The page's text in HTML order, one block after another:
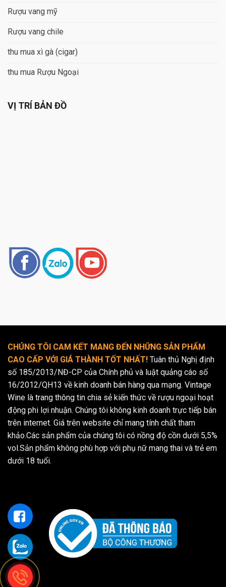
Rượu vang mỹ
Rượu vang chile
thu mua xì gà (cigar)
thu mua Rượu Ngoại
VỊ TRÍ BẢN ĐỒ
CHÚNG TÔI CAM KẾT MANG ĐẾN NHỮNG SẢN PHẨM
CAO CẤP VỚI GIÁ THÀNH TỐT NHẤT! Tuân thủ Nghị định
số 185/2013/NĐ-CP của Chính phủ và luật quảng cáo số
16/2012/QH13 về kinh doanh bán hàng qua mạng. Vintage
Wine là trang thông tin chia sẻ kiến thức về rượu ngoại hoạt
động phi lợi nhuận. Chúng tôi không kinh doanh trực tiếp bán
trên internet. Giá trên website chỉ mang tính chất tham
khảo.Các sản phẩm của chúng tôi có nồng độ cồn dưới 5,5%
vol.Sản phẩm không phù hợp với phụ nữ mang thai và trẻ em
dưới 18 tuổi.